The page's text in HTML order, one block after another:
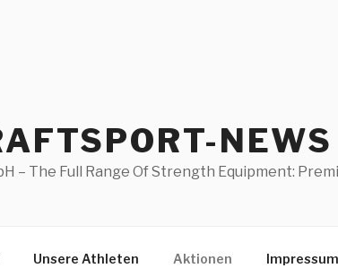
NEWS
– The Full Range Of Strength Equipment:
Unsere Athleten Aktionen Impressum